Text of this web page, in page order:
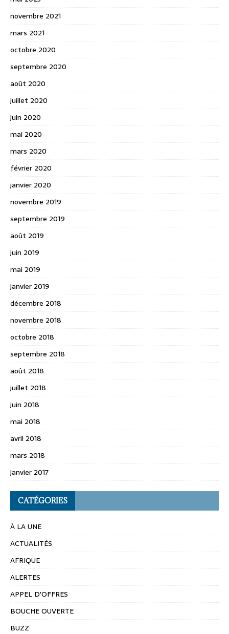
novembre 2021
mars 2021
octobre 2020
septembre 2020
août 2020
juillet 2020
juin 2020
mai 2020
mars 2020
février 2020
janvier 2020
novembre 2019
septembre 2019
août 2019
juin 2019
mai 2019
janvier 2019
décembre 2018
novembre 2018
octobre 2018
septembre 2018
août 2018
juillet 2018
juin 2018
mai 2018
avril 2018
mars 2018
janvier 2017
CATÉGORIES
À LA UNE
ACTUALITÉS
AFRIQUE
ALERTES
APPEL D'OFFRES
BOUCHE OUVERTE
BUZZ